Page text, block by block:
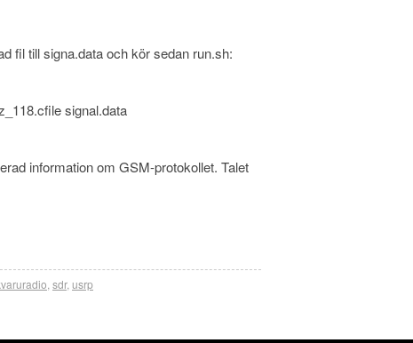
fil till signa.data och kör sedan run.sh:
signal.data
information om GSM-protokollet. Talet
sdr, usrp